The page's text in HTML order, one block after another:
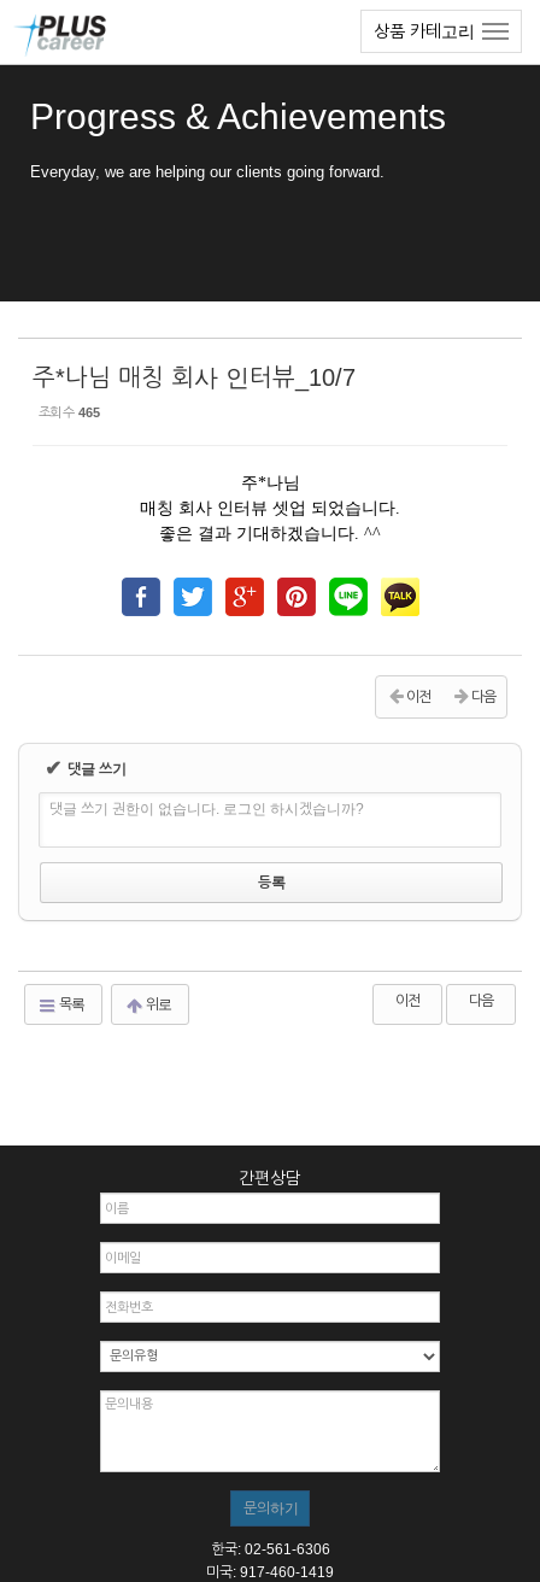
상품 카테고리
Progress & Achievements
Everyday, we are helping our clients going forward.
주*나님 매칭 회사 인터뷰_10/7
조회 수 465
주*나님
매칭 회사 인터뷰 셋업 되었습니다.
좋은 결과 기대하겠습니다. ^^
이전 다음
✔ 댓글 쓰기
댓글 쓰기 권한이 없습니다. 로그인 하시겠습니까?
목록 위로 이전 다음
간편상담
한국: 02-561-6306
미국: 917-460-1419